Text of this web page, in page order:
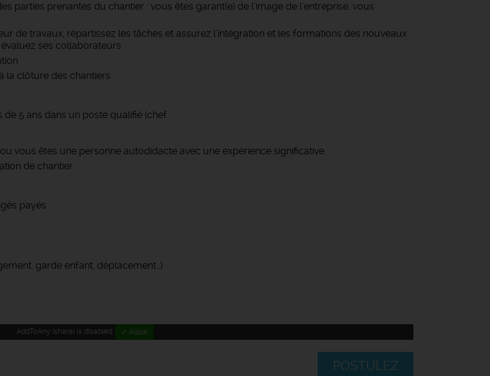
parties prenantes du chantier : vous êtes garant(e) de l’image de l’entreprise, vous
de travaux, répartissez les tâches et assurez l’intégration et les formations des nouveaux
ses collaborateurs
la clôture des chantiers
de 5 ans dans un poste qualifié (chef
vous êtes une personne autodidacte avec une expérience significative
de chantier
payés
garde enfant, déplacement…)
AddToAny (share) is disabled. ✓ Allow
POSTULEZ